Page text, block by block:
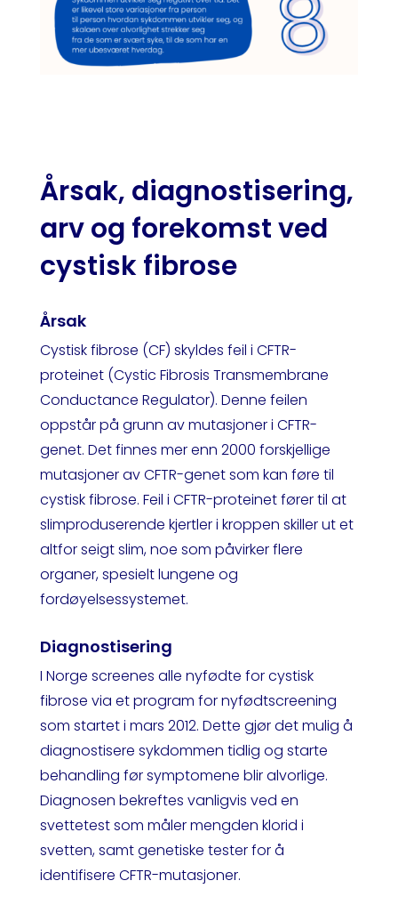
Årsak, diagnostisering,
arv og forekomst ved
cystisk fibrose
Årsak
Cystisk fibrose (CF) skyldes feil i CFTR-
proteinet (Cystic Fibrosis Transmembrane
Conductance Regulator). Denne feilen
oppstår på grunn av mutasjoner i CFTR-
genet. Det finnes mer enn 2000 forskjellige
mutasjoner av CFTR-genet som kan føre til
cystisk fibrose. Feil i CFTR-proteinet fører til at
slimproduserende kjertler i kroppen skiller ut et
altfor seigt slim, noe som påvirker flere
organer, spesielt lungene og
fordøyelsessystemet.
Diagnostisering
I Norge screenes alle nyfødte for cystisk
fibrose via et program for nyfødtscreening
som startet i mars 2012. Dette gjør det mulig å
diagnostisere sykdommen tidlig og starte
behandling før symptomene blir alvorlige.
Diagnosen bekreftes vanligvis ved en
svettetest som måler mengden klorid i
svetten, samt genetiske tester for å
identifisere CFTR-mutasjoner.